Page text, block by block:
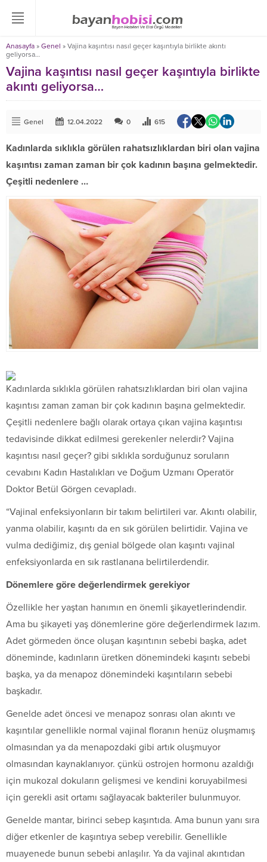
Anasayfa » Genel » Vajina kaşıntısı nasıl geçer kaşıntıyla birlikte akıntı
geliyorsa…
Vajina kaşıntısı nasıl geçer kaşıntıyla birlikte
akıntı geliyorsa…
Genel 12.04.2022 0 615
Kadınlarda sıklıkla görülen rahatsızlıklardan biri olan vajina
kaşıntısı zaman zaman bir çok kadının başına gelmektedir.
Çeşitli nedenlere …
Kadınlarda sıklıkla görülen rahatsızlıklardan biri olan vajina
kaşıntısı zaman zaman bir çok kadının başına gelmektedir.
Çeşitli nedenlere bağlı olarak ortaya çıkan vajina kaşıntısı
tedavisinde dikkat edilmesi gerekenler nelerdir? Vajina
kaşıntısı nasıl geçer? gibi sıklıkla sorduğunuz soruların
cevabını Kadın Hastalıkları ve Doğum Uzmanı Operatör
Doktor Betül Görgen cevapladı.
“Vajinal enfeksiyonların bir takım belirtileri var. Akıntı olabilir,
yanma olabilir, kaşıntı da en sık görülen belirtidir. Vajina ve
vulma dediğimiz, dış genial bölgede olan kaşıntı vajinal
enfeksiyonlarda en sık rastlanana belirtilerdendir.
Dönemlere göre değerlendirmek gerekiyor
Özellikle her yaştan hanımın en önemli şikayetlerindendir.
Ama bu şikayeti yaş dönemlerine göre değerlendirmek lazım.
Adet görmeden önce oluşan kaşıntının sebebi başka, adet
döneminde, kadınların üretken dönemindeki kaşıntı sebebi
başka, ya da menapoz dönemindeki kaşıntıların sebebi
başkadır.
Genelde adet öncesi ve menapoz sonrası olan akıntı ve
kaşıntılar genellikle normal vajinal floranın henüz oluşmamış
olmasından ya da menapozdaki gibi artık oluşmuyor
olmasından kaynaklanıyor. çünkü ostrojen hormonu azaldığı
için mukozal dokuların gelişmesi ve kendini koruyabilmesi
için gerekli asit ortamı sağlayacak bakteriler bulunmuyor.
Genelde mantar, birinci sebep kaşıntıda. Ama bunun yanı sıra
diğer etkenler de kaşıntıya sebep verebilir. Genellikle
muayenede bunun sebebi anlaşılır. Ya da vajinal akıntıdan